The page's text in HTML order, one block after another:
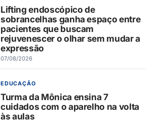
Lifting endoscópico de
sobrancelhas ganha espaço entre
pacientes que buscam
rejuvenescer o olhar sem mudar a
expressão
07/08/2026
EDUCAÇÃO
Turma da Mônica ensina 7
cuidados com o aparelho na volta
às aulas